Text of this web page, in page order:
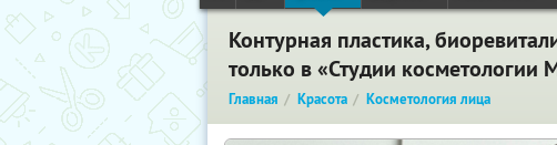
Контурная пластика,
только в «Студии
Главная Красота Косметология лица